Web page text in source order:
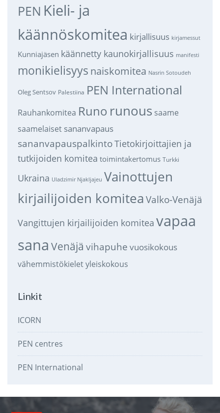
PEN Kieli- ja
käännöskomitea kirjallisuus kirjamessut
Kunniajäsen käännetty kaunokirjallisuus manifesti
monikielisyys naiskomitea Nasrin Sotoudeh
Oleg Sentsov Palestiina PEN International
Rauhankomitea Runo runous saame
saamelaiset sananvapaus
sananvapauspalkintoTietokirjoittajien ja
tutkijoiden komitea toimintakertomus Turkki
Ukraina Uladzimir Njakljajeu Vainottujen
kirjailijoiden komitea Valko-Venäjä
Vangittujen kirjailijoiden komitea vapaa
sana Venäjä vihapuhe vuosikokous
vähemmistökieletyleiskokous
Linkit
ICORN
PEN centres
PEN International